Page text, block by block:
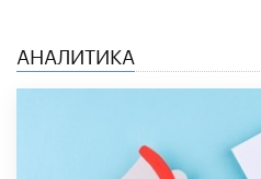
АНАЛИТИКА